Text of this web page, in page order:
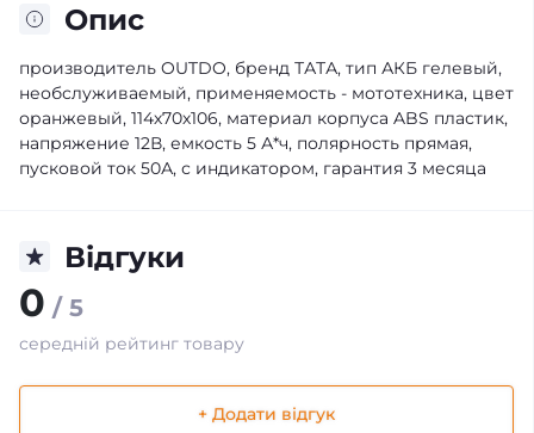
Опис
производитель OUTDO, бренд ТАТА, тип АКБ гелевый,
необслуживаемый, применяемость - мототехника, цвет
оранжевый, 114х70х106, материал корпуса ABS пластик,
напряжение 12В, емкость 5 А*ч, полярность прямая,
пусковой ток 50А, с индикатором, гарантия 3 месяца
Відгуки
0 / 5
середній рейтинг товару
+ Додати відгук